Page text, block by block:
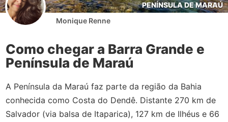
PENÍNSULA DE MARAÚ
Monique Renne
Como chegar a Barra Grande e
Península de Maraú
A Península da Maraú faz parte da região da Bahia
conhecida como Costa do Dendê. Distante 270 km de
Salvador (via balsa de Itaparica), 127 km de Ilhéus e 66